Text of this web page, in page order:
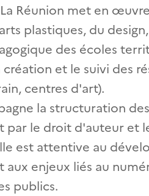
Réunion met en
plastiques, du
des écoles
création et le suivi des
centres d'art).
la structuration
par le droit d'auteur et
est attentive au
aux enjeux liés au
publics.